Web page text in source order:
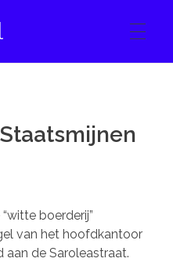
boerderij”
van het hoofdkantoor
de Saroleastraat.